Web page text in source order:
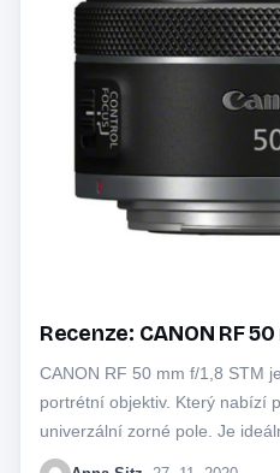
Recenze: CANON RF
CANON RF 50 mm f/1,8 STM
portrétní objektiv. Který nabízí
univerzální zorné pole. Je